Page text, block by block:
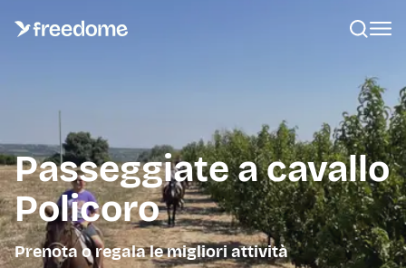
Passeggiate a cavallo
Policoro
Prenota o regala le migliori attività